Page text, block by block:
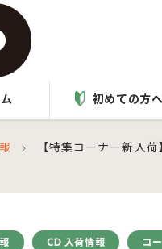
初めての方へ
＞ 【特集コーナー新入
CD 入荷情報 コ